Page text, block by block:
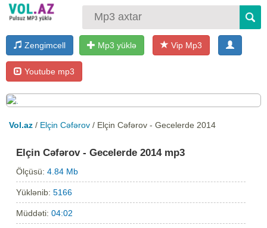
Zengimcell Mp3 yüklə Vip Mp3
Youtube mp3
Vol.az / Elçin Cəfərov / Elçin Cəfərov - Gecelerde 2014
Elçin Cəfərov - Gecelerde 2014 mp3
Ölçüsü:4.84 Mb
Yüklənib:5166
Müddəti:04:02